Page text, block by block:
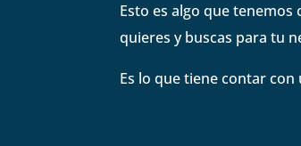
Esto es algo que
quieres y buscas para tu
Es lo que tiene contar